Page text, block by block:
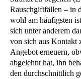
Rauschgiftfällen – in
wohl am häufigsten
sich unter anderem
von sich aus Kontakt
Angebot erneuern,
abgelehnt hat, ihn
den durchschnittlich